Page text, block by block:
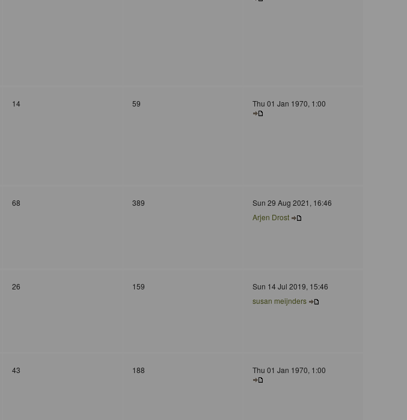
14 59 Thu 01 Jan 1970, 1:00
68 389
Sun 29 Aug 2021, 16:46
Arjen Drost
26 159
Sun 14 Jul 2019, 15:46
susan meijnders
43 188 Thu 01 Jan 1970, 1:00